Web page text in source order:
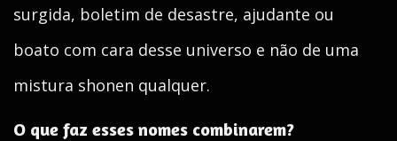
surgida, boletim de desastre, ajudante ou
boato com cara desse universo e não de uma
mistura shonen qualquer.
O que faz esses nomes combinarem?